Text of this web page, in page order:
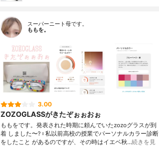
スーパーニート母です。
ももを。
3.00
ZOZOGLASSがきたぞぉぉおぉ
ももをです。発表された時期に頼んでいたzozoグラスが到
着 しました〜?‍♀️私以前高校の授業でパーソナルカラー診断
をしたこと があるのですが、その時はイエベ秋…続きを見